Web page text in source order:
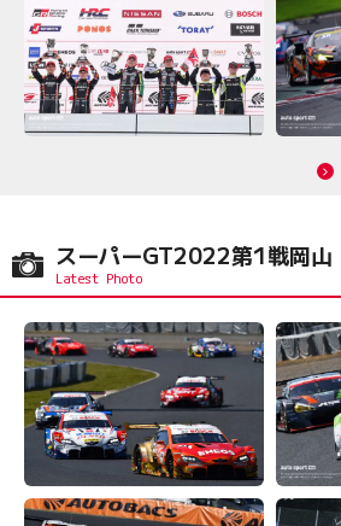
スーパーGT2022第1戦岡山